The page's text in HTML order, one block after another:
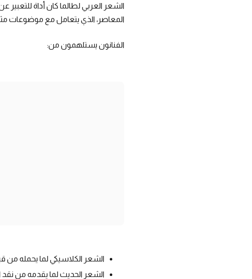
الشعر العربي لطالما كان أداة للتعبير
المعاصر، الذي يتعامل مع موضوعات مثل
الفنانون يستلهمون من:
الشعر الكلاسيكي لما يحمله من
الشعر الحديث لما يقدمه من